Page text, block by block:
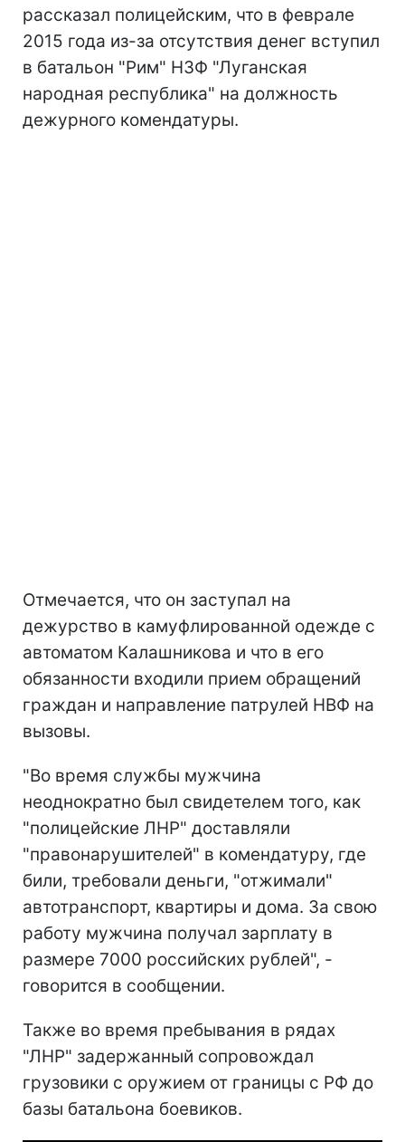
рассказал полицейским, что в феврале
2015 года из-за отсутствия денег вступил
в батальон "Рим" НЗФ "Луганская
народная республика" на должность
дежурного комендатуры.
Отмечается, что он заступал на
дежурство в камуфлированной одежде с
автоматом Калашникова и что в его
обязанности входили прием обращений
граждан и направление патрулей НВФ на
вызовы.
"Во время службы мужчина
неоднократно был свидетелем того, как
"полицейские ЛНР" доставляли
"правонарушителей" в комендатуру, где
били, требовали деньги, "отжимали"
автотранспорт, квартиры и дома. За свою
работу мужчина получал зарплату в
размере 7000 российских рублей", -
говорится в сообщении.
Также во время пребывания в рядах
"ЛНР" задержанный сопровождал
грузовики с оружием от границы с РФ до
базы батальона боевиков.